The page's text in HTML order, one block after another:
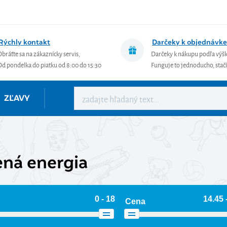
kontakt
sa na zákaznícky servis,
pondelka do piatku od 8:00 do 15:30
Darčeky k objednávke
Darčeky k nákupu podľa
Funguje to jednoducho,
ZĽAVY
energia
0 - 18 Cena 14.45